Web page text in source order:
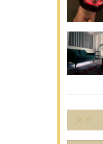
タグ